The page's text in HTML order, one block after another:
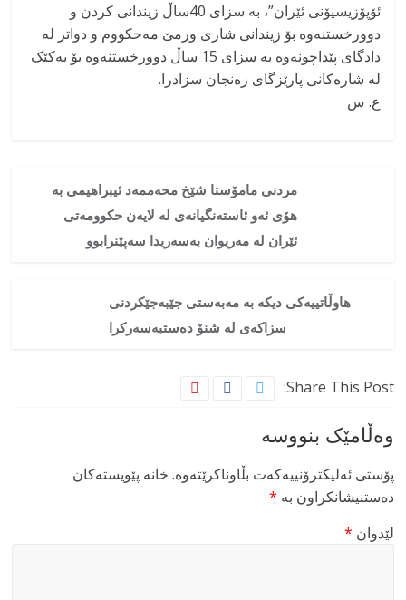
ئۆپۆزیسیۆنی ئێران”، بە سزای 40ساڵ زیندانی کردن و
دوورخستنەوە بۆ زیندانی شاری ورمێ مەحکووم و دواتر لە
دادگای پێداچونەوە بە سزای 15 ساڵ دوورخستنەوە بۆ یەکێک
لە شارەکانی پارێزگای زەنجان سزادرا.
ع. س
مردنی مامۆستا شێخ محەممەد ئیبراهیمی بە
هۆی ئەو ئاستەنگیانەی لە لایەن حکوومەتی
ئێران لە مەریوان بەسەریدا سەپێنرابوو
هاوڵاتییەکی دیکە بە مەبەستی جێبەجێکردنی
سزاکەی لە شنۆ دەستبەسەرکرا
Share This Post:
وەڵامێک بنووسە
پۆستی ئەلیکترۆنییەکەت بڵاوناکرێتەوە. خانە پێویستەکان
دەستنیشانکراون بە *
لێدوان *